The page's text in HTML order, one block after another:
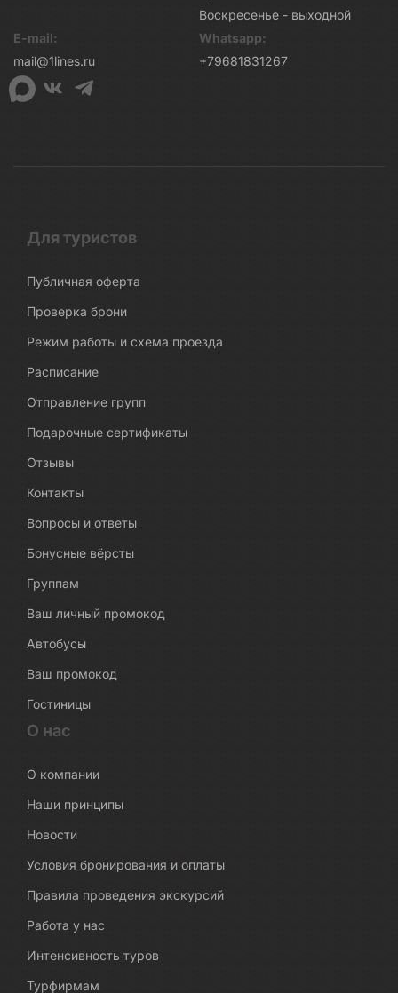
Воскресенье - выходной
E-mail:
mail@1lines.ru
Whatsapp:
+79681831267
Для туристов
Публичная оферта
Проверка брони
Режим работы и схема проезда
Расписание
Отправление групп
Подарочные сертификаты
Отзывы
Контакты
Вопросы и ответы
Бонусные вёрсты
Группам
Ваш личный промокод
Автобусы
Ваш промокод
Гостиницы
О нас
О компании
Наши принципы
Новости
Условия бронирования и оплаты
Правила проведения экскурсий
Работа у нас
Интенсивность туров
Турфирмам